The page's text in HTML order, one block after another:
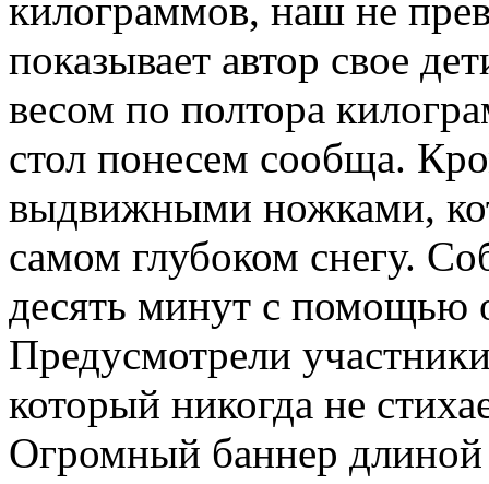
килограммов, наш не
показывает автор свое
весом по полтора
стол понесем сообща.
выдвижными ножками,
самом глубоком снегу.
десять минут с помощью
Предусмотрели
который никогда не
Огромный баннер длиной